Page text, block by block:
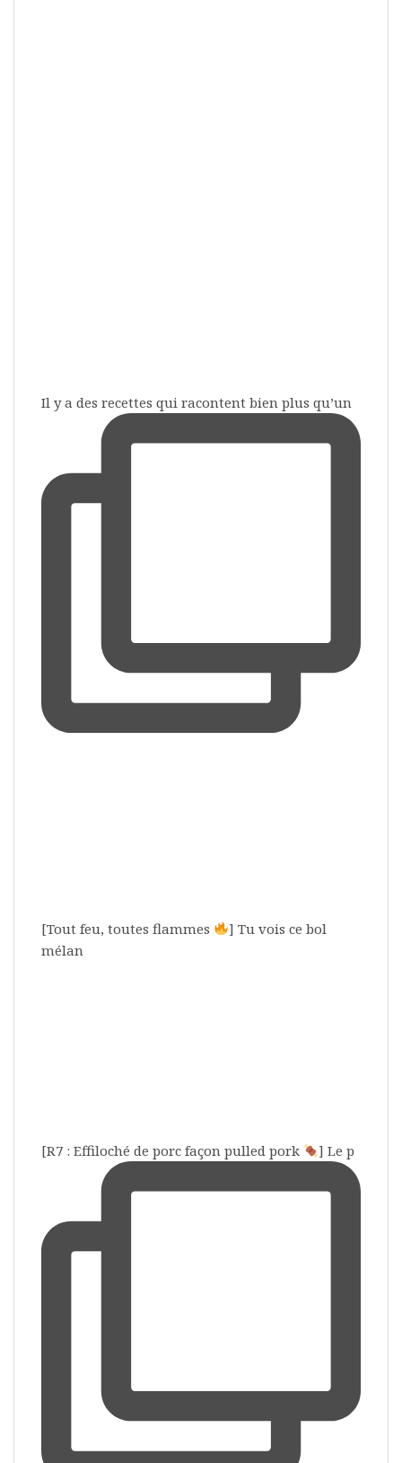
Il y a des recettes qui racontent bien plus qu’un
[Tout feu, toutes flammes
] Tu vois ce bol
mélan
[R7 : Effiloché de porc façon pulled pork ] Le p